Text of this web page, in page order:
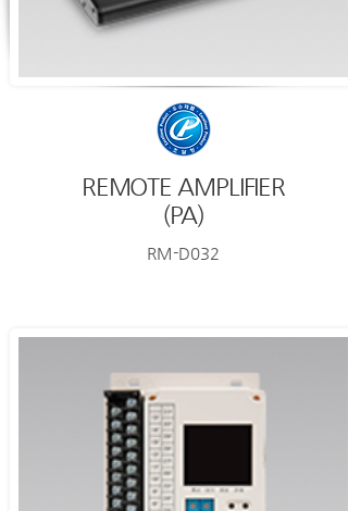
REMOTE AMPLIFIER
(PA)
RM-D032